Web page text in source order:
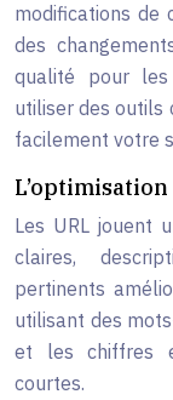
modifications de
des
qualité pour les
utiliser des outils
facilement votre
L’optimisation
Les URL jouent
claires,
pertinents
utilisant des
et les chiffres
courtes.